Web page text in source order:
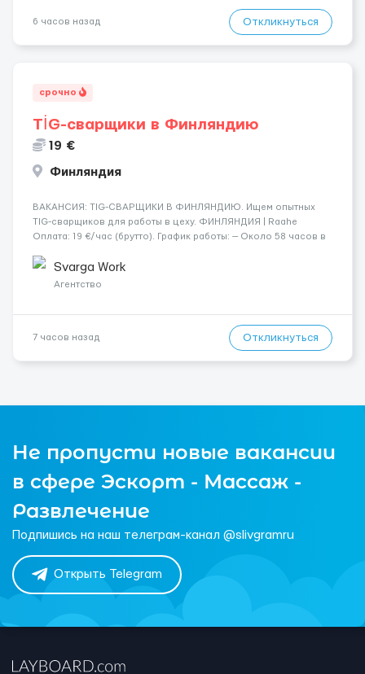
6 часов назад Откликнуться
срочно
TİG-сварщики в Финляндию
19 €
Финляндия
​​ВАКАНСИЯ: TIG-СВАРЩИКИ В ФИНЛЯНДИЮ. Ищем опытных
TIG-сварщиков для работы в цеху. ФИНЛЯНДИЯ | Raahe
Оплата: 19 €/час (брутто). График работы: — Около 58 часов в
переработки. Дата начала: — Как можно скорее....
Svarga Work
Агентство
7 часов назад Откликнуться
Не пропусти новые вакансии
в сфере Эскорт - Массаж -
Развлечение
Подпишись на наш телеграм-канал @slivgramru
Открыть Telegram